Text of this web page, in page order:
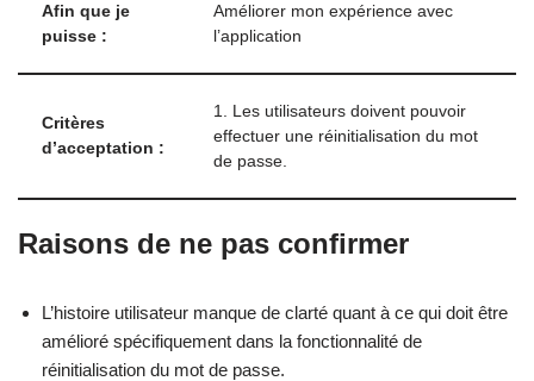
Afin que je
puisse :
Améliorer mon expérience avec
l’application
Critères
d’acceptation :
1. Les utilisateurs doivent pouvoir
effectuer une réinitialisation du mot
de passe.
Raisons de ne pas confirmer
L’histoire utilisateur manque de clarté quant à ce qui doit être
amélioré spécifiquement dans la fonctionnalité de
réinitialisation du mot de passe.